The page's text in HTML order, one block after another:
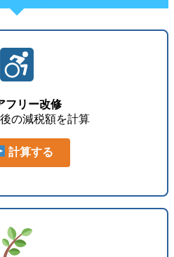
フリー改修
の減税額を計算
計算する